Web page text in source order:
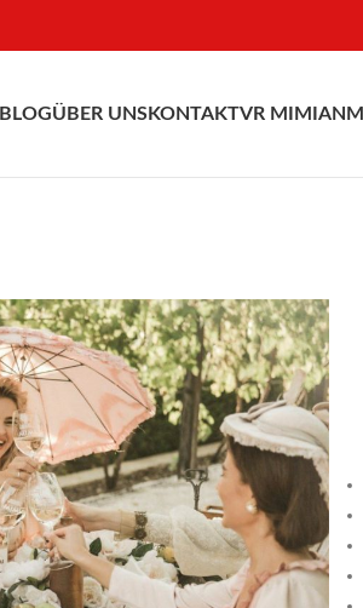
BLOGÜBER UNSKONTAKTVR MIMI